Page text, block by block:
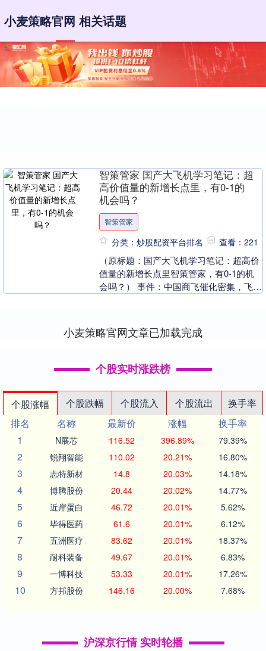
小麦策略官网 相关话题
智策管家 国产大飞机学习笔记：超
高价值量的新增长点里，有0-1的
机会吗？
智策管家
分类：炒股配资平台排名 查看：221
（原标题：国产大飞机学习笔记：超高价
值量的新增长点里智策管家，有0-1的机
会吗？） 事件：中国商飞催化密集，飞机
小麦策略官网文章已加载完成
个股实时涨跌榜
个股涨幅 个股跌幅 个股流入 个股流出
换手率
排名
名称 最新价 涨幅
换手率
1
N展芯 116.52 396.89% 79.39%
2 锐翔智能 110.02 20.21% 16.80%
3 志特新材 14.8 20.03% 14.18%
4 博腾股份 20.44 20.02% 14.77%
5 近岸蛋白 46.72 20.01% 5.62%
6 毕得医药 61.6 20.01% 6.12%
7 五洲医疗 83.62 20.01% 18.37%
8 耐科装备 49.67 20.01% 6.83%
9 一博科技 53.33 20.01% 17.26%
10 方邦股份 146.16 20.00% 7.68%
沪深京行情 实时轮播